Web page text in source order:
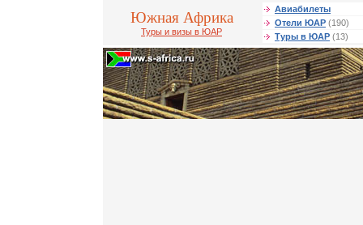
Южная Африка
Туры и визы в ЮАР
Авиабилеты
Отели ЮАР (190)
Туры в ЮАР (13)